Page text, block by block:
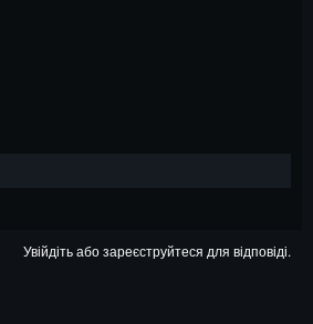
Увійдіть або зареєструйтеся для відповіді.